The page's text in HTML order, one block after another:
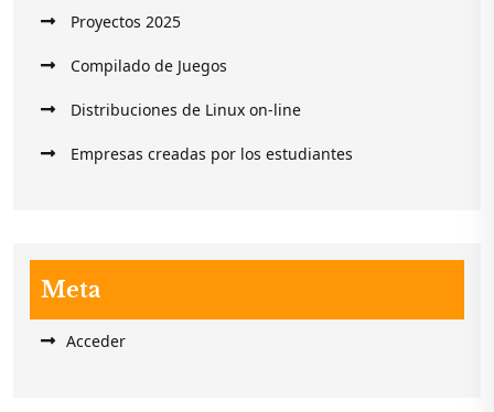
Proyectos 2025
Compilado de Juegos
Distribuciones de Linux on-line
Empresas creadas por los estudiantes
Meta
Acceder